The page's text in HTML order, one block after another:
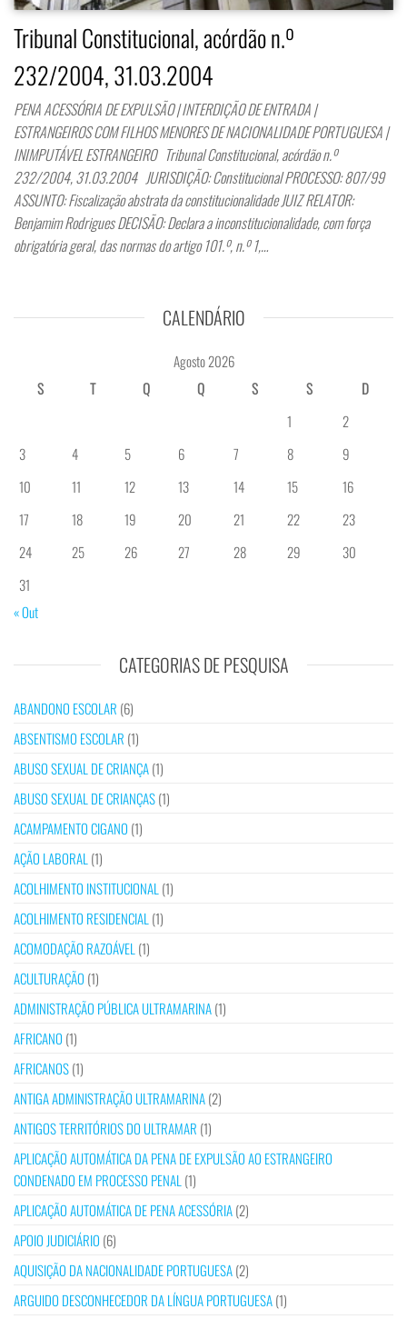
Tribunal Constitucional, acórdão n.º
232/2004, 31.03.2004
PENA ACESSÓRIA DE EXPULSÃO | INTERDIÇÃO DE ENTRADA |
ESTRANGEIROS COM FILHOS MENORES DE NACIONALIDADE PORTUGUESA |
INIMPUTÁVEL ESTRANGEIRO Tribunal Constitucional, acórdão n.º
232/2004, 31.03.2004 JURISDIÇÃO: Constitucional PROCESSO: 807/99
ASSUNTO: Fiscalização abstrata da constitucionalidade JUIZ RELATOR:
Benjamim Rodrigues DECISÃO: Declara a inconstitucionalidade, com força
obrigatória geral, das normas do artigo 101.º, n.º 1,…
CALENDÁRIO
Agosto 2026
S
T Q Q S S
D
1
2
3
4 5 6 7 8
9
10
11 12 13 14 15
16
17
18 19 20 21 22
23
24
25 26 27 28 29
30
31
« Out
CATEGORIAS DE PESQUISA
ABANDONO ESCOLAR (6)
ABSENTISMO ESCOLAR (1)
ABUSO SEXUAL DE CRIANÇA(1)
ABUSO SEXUAL DE CRIANÇAS(1)
ACAMPAMENTO CIGANO (1)
AÇÃO LABORAL (1)
ACOLHIMENTO INSTITUCIONAL (1)
ACOLHIMENTO RESIDENCIAL (1)
ACOMODAÇÃO RAZOÁVEL (1)
ACULTURAÇÃO (1)
ADMINISTRAÇÃO PÚBLICA ULTRAMARINA(1)
AFRICANO (1)
AFRICANOS(1)
ANTIGA ADMINISTRAÇÃO ULTRAMARINA(2)
ANTIGOS TERRITÓRIOS DO ULTRAMAR (1)
APLICAÇÃO AUTOMÁTICA DA PENA DE EXPULSÃO AO ESTRANGEIRO
CONDENADO EM PROCESSO PENAL (1)
APLICAÇÃO AUTOMÁTICA DE PENA ACESSÓRIA(2)
APOIO JUDICIÁRIO (6)
AQUISIÇÃO DA NACIONALIDADE PORTUGUESA(2)
ARGUIDO DESCONHECEDOR DA LÍNGUA PORTUGUESA(1)